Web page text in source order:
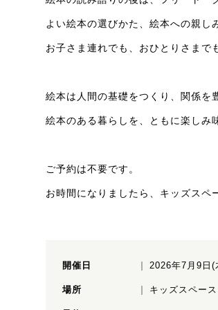
よい絵本の選びかた、絵本への親
お子さま連れでも、おひとりさまで
絵本は人間の基礎をつくり、関係を
絵本のある暮らしを、ともに楽しみ
ご予約は不要です。
お時間になりましたら、キッズスペ
開催日 2026年7月9日(
場所 キッズスペース